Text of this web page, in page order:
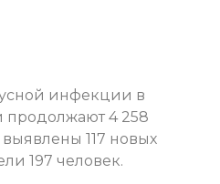
инфекции в
продолжают 4 258
117 новых
197 человек.